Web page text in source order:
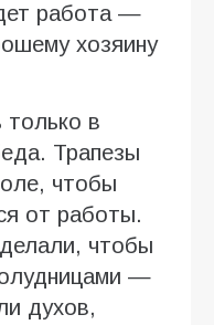
работа —
хозяину
только в
Трапезы
чтобы
от работы.
чтобы
—
духов,